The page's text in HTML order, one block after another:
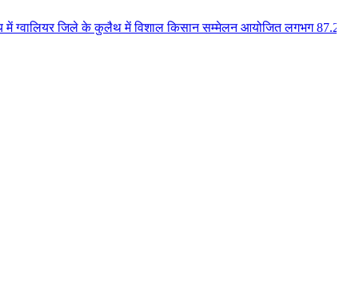
में विशाल किसान सम्मेलन आयोजित लगभग 87.21 करोड़ लागत के